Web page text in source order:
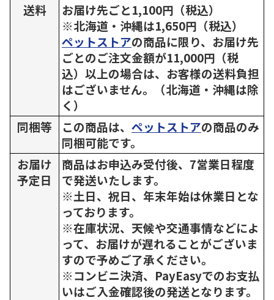
送料
お届け先ごと1,100円（税込）
※北海道・沖縄は1,650円（税込）
ペットストアの商品に限り、お届け先
ごとのご注文金額が11,000円（税
込）以上の場合は、お客様の送料負担
はございません。（北海道・沖縄は除
く）
同梱等
この商品は、 ペットストアの商品のみ
同梱可能です。
お届け
予定日
商品はお申込み受付後、7営業日程度
で発送いたします。
※土日、祝日、年末年始は休業日とな
っております。
※在庫状況、天候や交通事情などによ
って、お届けが遅れることがございま
すので予めご了承ください。
※コンビニ決済、PayEasyでのお支払
いはご入金確認後の発送となります。